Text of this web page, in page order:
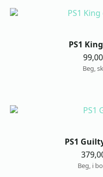
PS1
99,00
Beg,
PS1
Beg, i